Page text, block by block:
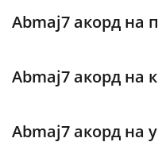
Abmaj7 акорд на
Abmaj7 акорд на
Abmaj7 акорд на